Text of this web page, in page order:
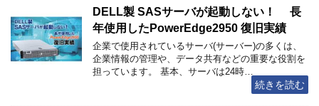
DELL製 SASサーバが起動しない！ 長
年使用したPowerEdge2950 復旧実績
企業で使用されているサーバ(サーバー)の多くは、
企業情報の管理や、データ共有などの重要な役割を
担っています。 基本、サーバは24時…
続きを読む